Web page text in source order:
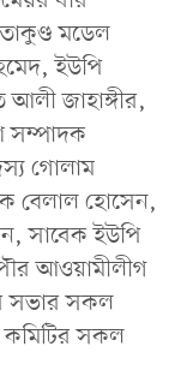
মডেল
ইউপি
আলী জাহাঙ্গীর,
সম্পাদক
গোলাম
বেলাল হোসেন,
সাবেক ইউপি
আওয়ামীলীগ
সভার সকল
কমিটির সকল